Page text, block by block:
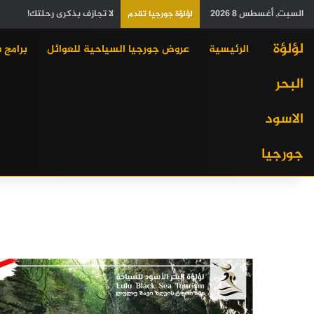
السبت, أغسطس 8 2026 لؤلؤة جورجيا تقدم لا تجازف بذكرى رحلتك!
لؤلؤة
البحر
الاسود
جورجيا
الرئيسية عروض جورجيا السياحية للعوائل